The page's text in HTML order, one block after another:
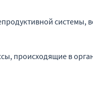
системы,
происходящие в